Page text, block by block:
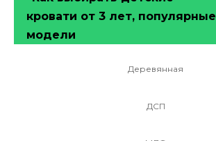
кровати от 3 лет, популярные
модели
Деревянная
ДСП